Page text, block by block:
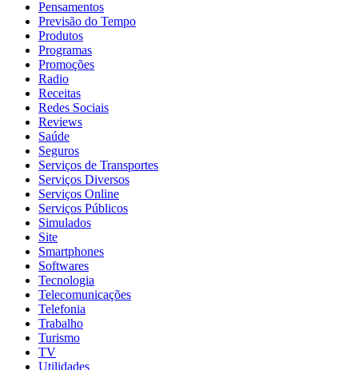
Pensamentos
Previsão do Tempo
Produtos
Programas
Promoções
Radio
Receitas
Redes Sociais
Reviews
Saúde
Seguros
Serviços de Transportes
Serviços Diversos
Serviços Online
Serviços Públicos
Simulados
Site
Smartphones
Softwares
Tecnologia
Telecomunicações
Telefonia
Trabalho
Turismo
TV
Utilidades